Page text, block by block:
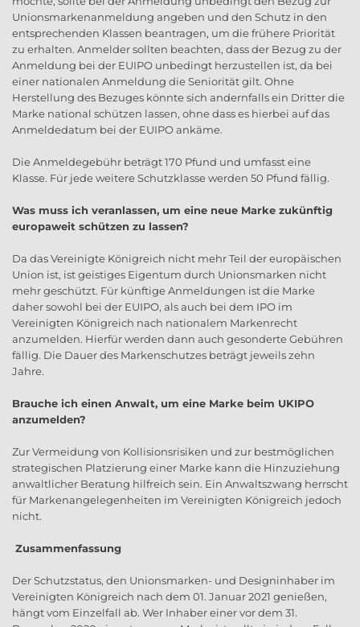
Unionsmarkenanmeldung angeben und den Schutz in den
entsprechenden Klassen beantragen, um die frühere Priorität
zu erhalten. Anmelder sollten beachten, dass der Bezug zu der
Anmeldung bei der EUIPO unbedingt herzustellen ist, da bei
einer nationalen Anmeldung die Seniorität gilt. Ohne
Herstellung des Bezuges könnte sich andernfalls ein Dritter die
Marke national schützen lassen, ohne dass es hierbei auf das
Anmeldedatum bei der EUIPO ankäme.
Die Anmeldegebühr beträgt 170 Pfund und umfasst eine
Klasse. Für jede weitere Schutzklasse werden 50 Pfund fällig.
Was muss ich veranlassen, um eine neue Marke zukünftig
europaweit schützen zu lassen?
Da das Vereinigte Königreich nicht mehr Teil der europäischen
Union ist, ist geistiges Eigentum durch Unionsmarken nicht
mehr geschützt. Für künftige Anmeldungen ist die Marke
daher sowohl bei der EUIPO, als auch bei dem IPO im
Vereinigten Königreich nach nationalem Markenrecht
anzumelden. Hierfür werden dann auch gesonderte Gebühren
fällig. Die Dauer des Markenschutzes beträgt jeweils zehn
Jahre.
Brauche ich einen Anwalt, um eine Marke beim UKIPO
anzumelden?
Zur Vermeidung von Kollisionsrisiken und zur bestmöglichen
strategischen Platzierung einer Marke kann die Hinzuziehung
anwaltlicher Beratung hilfreich sein. Ein Anwaltszwang herrscht
für Markenangelegenheiten im Vereinigten Königreich jedoch
nicht.
Zusammenfassung
Der Schutzstatus, den Unionsmarken- und Designinhaber im
Vereinigten Königreich nach dem 01. Januar 2021 genießen,
hängt vom Einzelfall ab. Wer Inhaber einer vor dem 31.